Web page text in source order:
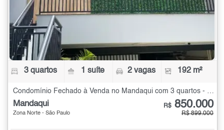
3 quartos 1 suíte 2 vagas 192 m²
Condomínio Fechado à Venda no Mandaqui com 3 quartos - 192 m²
Mandaqui
Zona Norte - São Paulo
R$ 850.000
R$ 899.000